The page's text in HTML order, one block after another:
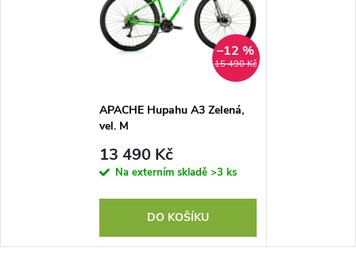
15 490 Kč
–12 %
APACHE Hupahu A3 Zelená,
vel. M
13 490 Kč
Na externím skladě >3 ks
DO KOŠÍKU